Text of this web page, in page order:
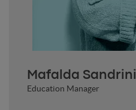
Mafalda Sandrini
Education Manager